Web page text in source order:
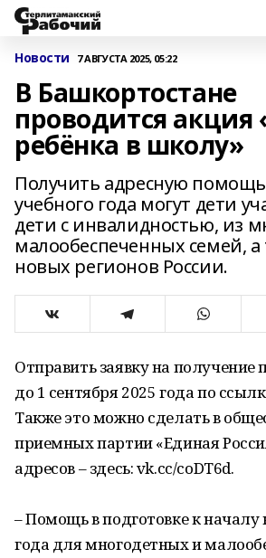
Новости 7 АВГУСТА 2025, 05:22
В Башкортостане
проводится акция
ребёнка в школу»
Получить адресную помощь
учебного года могут дети
дети с инвалидностью, из
малообеспеченных семей, а
новых регионов России.
Отправить заявку на
до 1 сентября 2025 года по
Также это можно сделать в
приемных партии «Единая
адресов – здесь: vk.cc/coDT6d.
– Помощь в подготовке к началу
года для многодетных и